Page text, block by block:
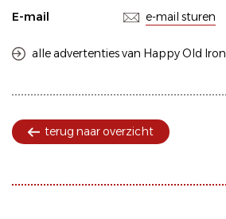
E-mail
e-mail sturen
alle advertenties van Happy Old Iron
terug naar overzicht